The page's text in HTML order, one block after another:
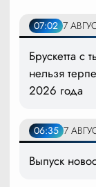
07:02 7
Брускетта с
нельзя
2026 года
06:35 7
Выпуск